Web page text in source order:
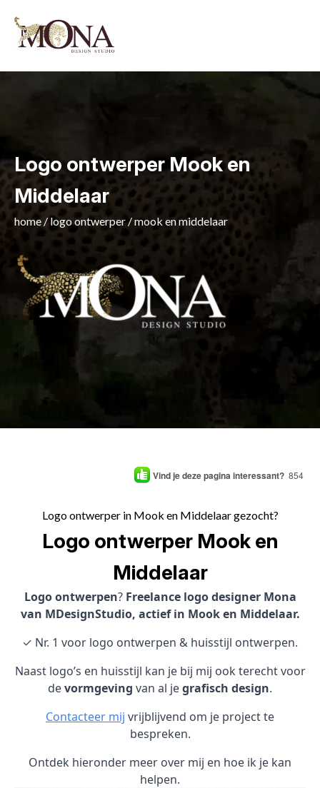
Logo ontwerper Mook en
Middelaar
home / logo ontwerper /mook en middelaar
Vind je deze pagina interessant? 854
Logo ontwerper in Mook en Middelaar gezocht?
Logo ontwerper Mook en
Middelaar
Logo ontwerpen? Freelance logo designer Mona
van MDesignStudio, actief in Mook en Middelaar.
✓ Nr. 1 voor logo ontwerpen & huisstijl ontwerpen.
Naast logo’s en huisstijl kan je bij mij ook terecht voor
devormgeving van al jegrafisch design.
Contacteer mij vrijblijvend om je project te
bespreken.
Ontdek hieronder meer over mij en hoe ik je kan
helpen.